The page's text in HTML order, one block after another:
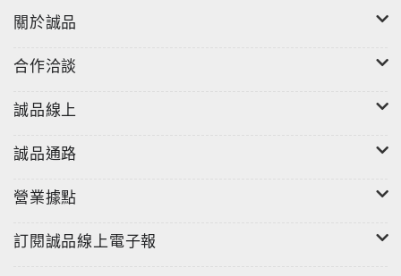
關於誠品
合作洽談
誠品線上
誠品通路
營業據點
訂閱誠品線上電子報